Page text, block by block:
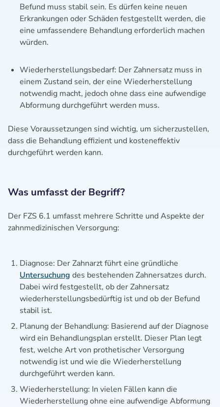
Befund muss stabil sein. Es dürfen keine neuen
Erkrankungen oder Schäden festgestellt werden, die
eine umfassendere Behandlung erforderlich machen
würden.
Wiederherstellungsbedarf: Der Zahnersatz muss in
einem Zustand sein, der eine Wiederherstellung
notwendig macht, jedoch ohne dass eine aufwendige
Abformung durchgeführt werden muss.
Diese Voraussetzungen sind wichtig, um sicherzustellen,
dass die Behandlung effizient und kosteneffektiv
durchgeführt werden kann.
Was umfasst der Begriff?
Der FZS 6.1 umfasst mehrere Schritte und Aspekte der
zahnmedizinischen Versorgung:
Diagnose: Der Zahnarzt führt eine gründliche
Untersuchung des bestehenden Zahnersatzes durch.
Dabei wird festgestellt, ob der Zahnersatz
wiederherstellungsbedürftig ist und ob der Befund
stabil ist.
Planung der Behandlung: Basierend auf der Diagnose
wird ein Behandlungsplan erstellt. Dieser Plan legt
fest, welche Art von prothetischer Versorgung
notwendig ist und wie die Wiederherstellung
durchgeführt werden kann.
Wiederherstellung: In vielen Fällen kann die
Wiederherstellung ohne eine aufwendige Abformung